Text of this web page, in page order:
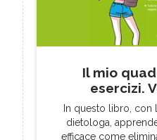
Il mio
esercizi.
In questo libro, con
dietologa,
efficace come